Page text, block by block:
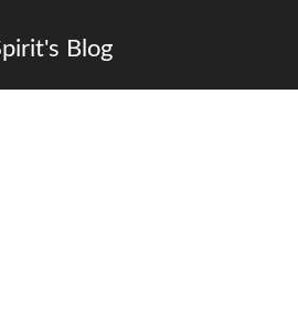
Blog